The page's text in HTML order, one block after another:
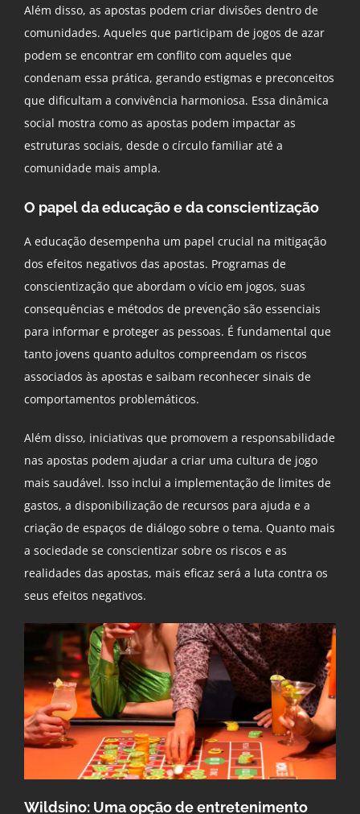
Além disso, as apostas podem criar divisões dentro de
comunidades. Aqueles que participam de jogos de azar
podem se encontrar em conflito com aqueles que
condenam essa prática, gerando estigmas e preconceitos
que dificultam a convivência harmoniosa. Essa dinâmica
social mostra como as apostas podem impactar as
estruturas sociais, desde o círculo familiar até a
comunidade mais ampla.
O papel da educação e da conscientização
A educação desempenha um papel crucial na mitigação
dos efeitos negativos das apostas. Programas de
conscientização que abordam o vício em jogos, suas
consequências e métodos de prevenção são essenciais
para informar e proteger as pessoas. É fundamental que
tanto jovens quanto adultos compreendam os riscos
associados às apostas e saibam reconhecer sinais de
comportamentos problemáticos.
Além disso, iniciativas que promovem a responsabilidade
nas apostas podem ajudar a criar uma cultura de jogo
mais saudável. Isso inclui a implementação de limites de
gastos, a disponibilização de recursos para ajuda e a
criação de espaços de diálogo sobre o tema. Quanto mais
a sociedade se conscientizar sobre os riscos e as
realidades das apostas, mais eficaz será a luta contra os
seus efeitos negativos.
Wildsino: Uma opção de entretenimento